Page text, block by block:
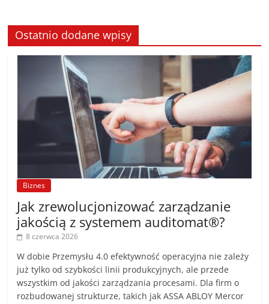
Ostatnio dodane wpisy
Biznes
Jak zrewolucjonizować zarządzanie
jakością z systemem auditomat®?
8 czerwca 2026
W dobie Przemysłu 4.0 efektywność operacyjna nie zależy
już tylko od szybkości linii produkcyjnych, ale przede
wszystkim od jakości zarządzania procesami. Dla firm o
rozbudowanej strukturze, takich jak ASSA ABLOY Mercor